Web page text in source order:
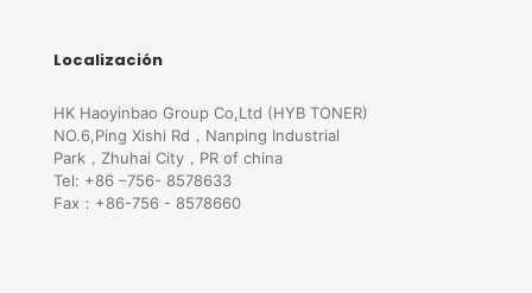
Localización
HK Haoyinbao Group Co,Ltd (HYB TONER)
NO.6,Ping Xishi Rd，Nanping Industrial
Park，Zhuhai City，PR of china
Tel: +86 –756- 8578633
Fax：+86-756 - 8578660